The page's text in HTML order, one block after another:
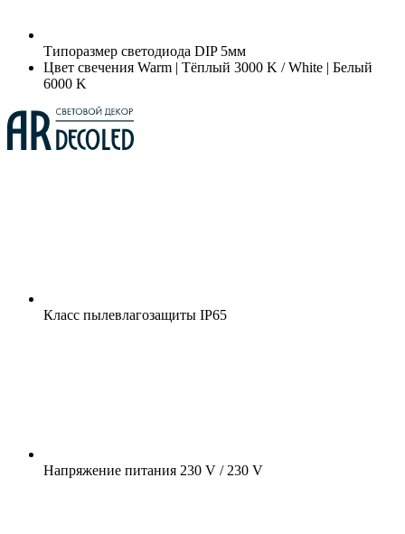
Типоразмер светодиода DIP 5мм
Цвет свечения Warm | Тёплый 3000 K / White | Белый
6000 K
Класс пылевлагозащиты IP65
Напряжение питания 230 V / 230 V